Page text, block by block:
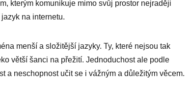
kterým komunikuje mimo svůj prostor nejraději
na internetu.
menší a složitější jazyky. Ty, které nejsou tak
větší šanci na přežití. Jednoduchost ale podle
a neschopnost učit se i vážným a důležitým věcem.